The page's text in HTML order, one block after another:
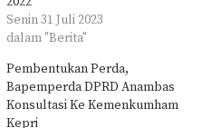
Senin 31 Juli 2023
dalam "Berita"
Pembentukan Perda,
Bapemperda DPRD Anambas
Konsultasi Ke Kemenkumham
Kepri